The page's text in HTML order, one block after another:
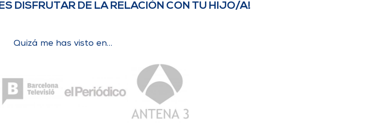
DISFRUTAR DE LA RELACIÓN CON TU HIJO/A!
Quizá me has visto en…